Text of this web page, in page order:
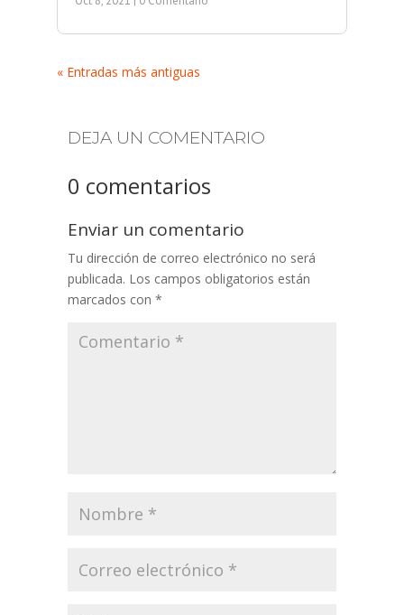
« Entradas más antiguas
DEJA UN COMENTARIO
0 comentarios
Enviar un comentario
Tu dirección de correo electrónico no será
publicada. Los campos obligatorios están
marcados con *